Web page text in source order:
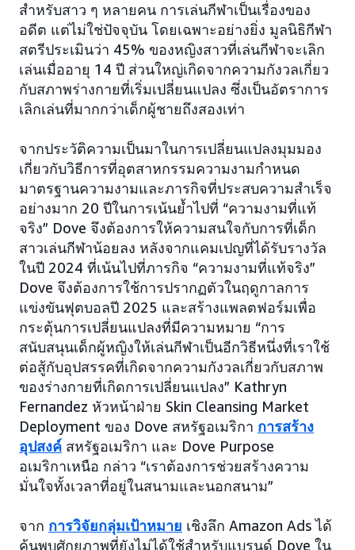
สำหรับสาว ๆ หลายคน การเล่นกีฬาเป็นเรื่องของ
อดีต แต่ไม่ใช่ปัจจุบัน โดยเฉพาะอย่างยิ่ง มูลนิธิกีฬา
สตรีประเมินว่า 45% ของหญิงสาวที่เล่นกีฬาจะเลิก
เล่นเมื่ออายุ 14 ปี ส่วนใหญ่เกิดจากความกังวลเกี่ยว
กับสภาพร่างกายที่เริ่มเปลี่ยนแปลง ซึ่งเป็นอัตราการ
เลิกเล่นที่มากกว่าเด็กผู้ชายถึงสองเท่า
จากประวัติความเป็นมาในการเปลี่ยนแปลงมุมมอง
เกี่ยวกับวิธีการที่อุตสาหกรรมความงามกำหนด
มาตรฐานความงามและภารกิจที่ประสบความสำเร็จ
อย่างมาก 20 ปีในการเน้นย้ำไปที่ “ความงามที่แท้
จริง” Dove จึงต้องการให้ความสนใจกับการที่เด็ก
สาวเล่นกีฬาน้อยลง หลังจากแคมเปญที่ได้รับรางวัล
ในปี 2024 ที่เน้นไปที่ภารกิจ “ความงามที่แท้จริง”
Dove จึงต้องการใช้การปรากฏตัวในฤดูกาลการ
แข่งขันฟุตบอลปี 2025 และสร้างแพลตฟอร์มเพื่อ
กระตุ้นการเปลี่ยนแปลงที่มีความหมาย “การ
สนับสนุนเด็กผู้หญิงให้เล่นกีฬาเป็นอีกวิธีหนึ่งที่เราใช้
ต่อสู้กับอุปสรรคที่เกิดจากความกังวลเกี่ยวกับสภาพ
ของร่างกายที่เกิดการเปลี่ยนแปลง” Kathryn
Fernandez หัวหน้าฝ่าย Skin Cleansing Market
Deployment ของ Dove สหรัฐอเมริกา การสร้าง
อุปสงค์ สหรัฐอเมริกา และ Dove Purpose
อเมริกาเหนือ กล่าว “เราต้องการช่วยสร้างความ
มั่นใจทั้งเวลาที่อยู่ในสนามและนอกสนาม”
จาก การวิจัยกลุ่มเป้าหมาย เชิงลึก Amazon Ads ได้
ค้นพบศักยภาพที่ยังไม่ได้ใช้สำหรับแบรนด์ Dove ใน